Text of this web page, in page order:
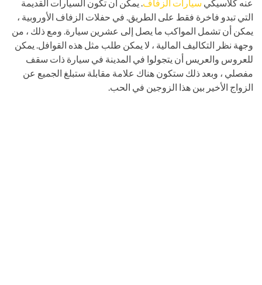
عنه كلاسيكي سيارات الزفاف . يمكن أن تكون السيارات القديمة
التي تبدو فاخرة فقط على الطريق. في حفلات الزفاف الأوروبية ،
يمكن أن تشمل المواكب ما يصل إلى عشرين سيارة. ومع ذلك ، من
وجهة نظر التكاليف المالية ، لا يمكن طلب مثل هذه القوافل. يمكن
للعروس والعريس أن يتجولوا في المدينة في سيارة ذات سقف
مفصلي ، وبعد ذلك ستكون هناك علامة مقابلة ستبلغ الجميع عن
الزواج الأخير بين هذا الزوجين في الحب.